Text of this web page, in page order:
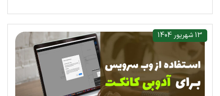
13 شهریور 1404